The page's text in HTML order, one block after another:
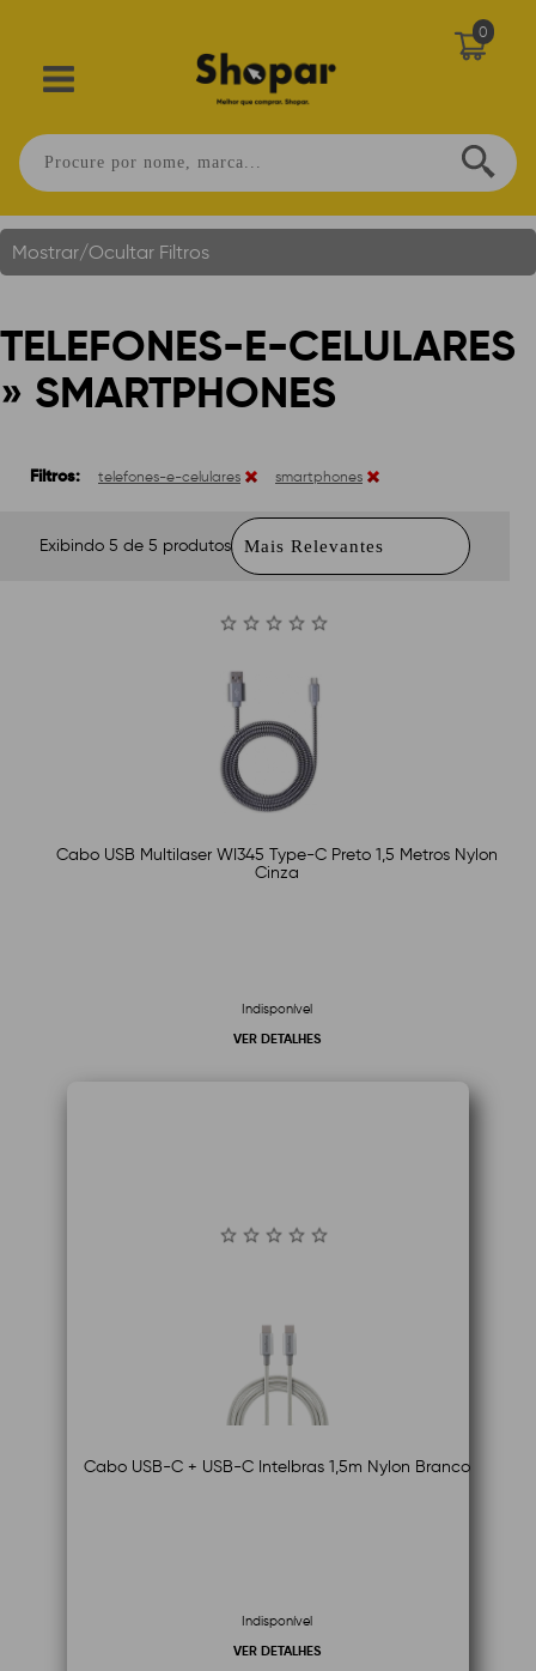
0
Mostrar/Ocultar Filtros
TELEFONES-E-CELULARES
» SMARTPHONES
Filtros: telefones-e-celulares smartphones
Exibindo 5 de 5 produtos
Cabo USB Multilaser WI345 Type-C Preto 1,5 Metros Nylon
Cinza
Indisponível
VER DETALHES
Cabo USB-C + USB-C Intelbras 1,5m Nylon Branco
Indisponível
VER DETALHES